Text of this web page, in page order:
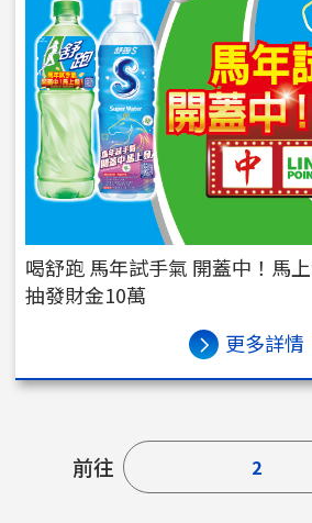
喝舒跑 馬年試手氣 開蓋中！馬
抽發財金10萬
更多詳情
前往 2